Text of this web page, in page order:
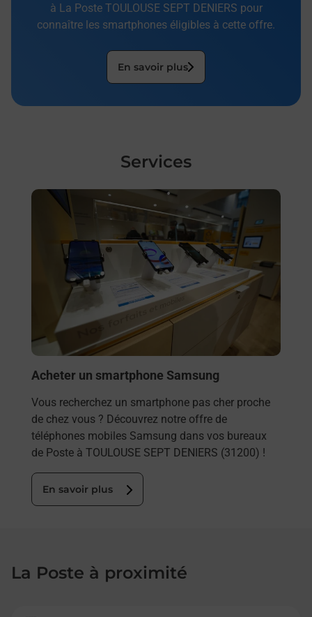
à La Poste TOULOUSE SEPT DENIERS pour
connaître les smartphones éligibles à cette offre.
En savoir plus
Services
En savoir plus
Acheter un smartphone Samsung
Vous recherchez un smartphone pas cher proche
de chez vous ? Découvrez notre offre de
téléphones mobiles Samsung dans vos bureaux
de Poste à TOULOUSE SEPT DENIERS (31200) !
En savoir plus
La Poste à proximité